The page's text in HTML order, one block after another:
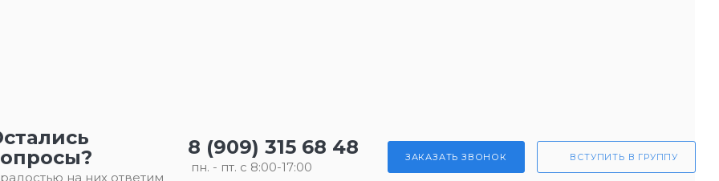
на них ответим
8 (909) 315 68 48
пн. - пт. с 8:00-17:00
ЗАКАЗАТЬ ЗВОНОК ВСТУПИТЬ В ГРУППУ